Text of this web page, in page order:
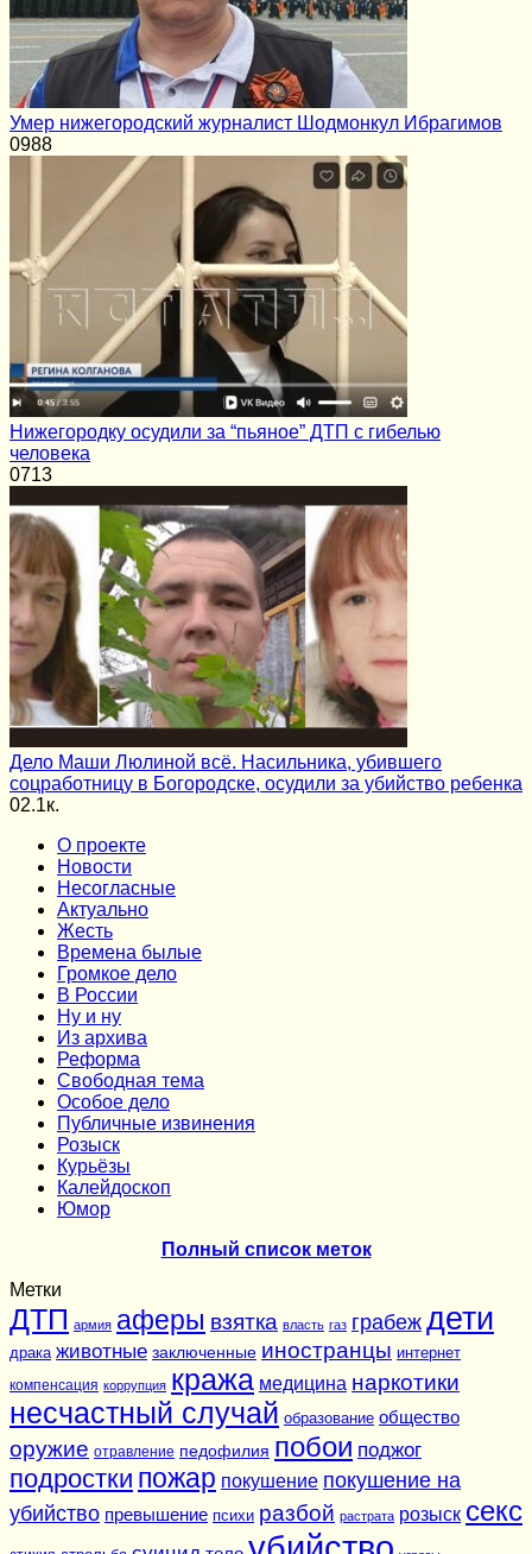
Умер нижегородский журналист Шодмонкул Ибрагимов
0988
Нижегородку осудили за “пьяное” ДТП с гибелью
человека
0713
Дело Маши Люлиной всё. Насильника, убившего
соцработницу в Богородске, осудили за убийство ребенка
02.1к.
О проекте
Новости
Несогласные
Актуально
Жесть
Времена былые
Громкое дело
В России
Ну и ну
Из архива
Реформа
Cвободная тема
Особое дело
Публичные извинения
Розыск
Курьёзы
Калейдоскоп
Юмор
Полный список меток
Метки
ДТП армия аферы взятка власть газ грабеж дети
драка животные заключенные иностранцы интернет
компенсация коррупция кража медицина наркотики
несчастный случай образование общество
оружие отравление педофилия побои поджог
подростки пожар покушение покушение на
убийство превышение психи разбой растрата розыск секс